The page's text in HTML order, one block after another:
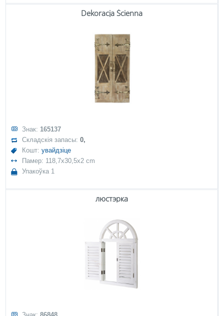
Dekoracja Ścienna
Знак: 165137
Складскія запасы:0,
Кошт:увайдзіце
Памер: 118,7x30,5x2 cm
Упакоўка 1
люстэрка